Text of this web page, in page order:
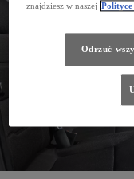
znajdziesz w naszej
Odrzuć